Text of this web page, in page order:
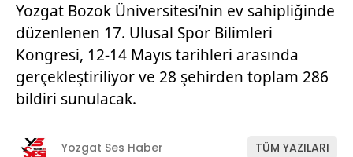
Yozgat Bozok Üniversitesi’nin ev sahipliğinde
düzenlenen 17. Ulusal Spor Bilimleri
Kongresi, 12-14 Mayıs tarihleri arasında
gerçekleştiriliyor ve 28 şehirden toplam 286
bildiri sunulacak.
Yozgat Ses Haber TÜM YAZILARI